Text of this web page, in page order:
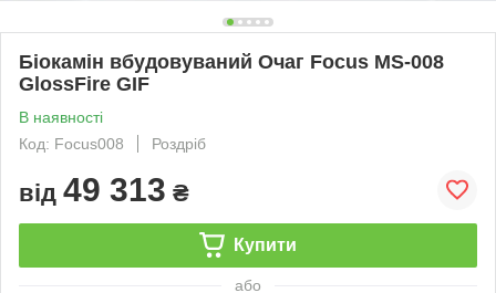
Біокамін вбудовуваний Очаг Focus MS-008
GlossFire GIF
В наявності
Код: Focus008
Роздріб
від 49 313 ₴
Купити
або